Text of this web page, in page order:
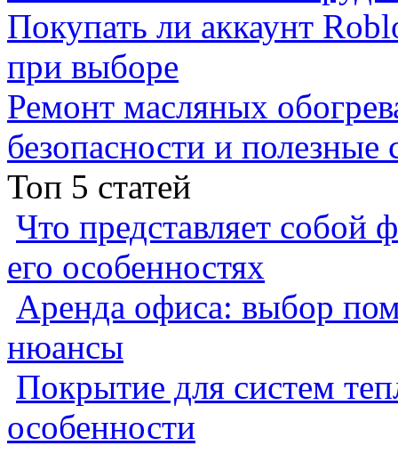
Покупать ли аккаунт
при выборе
Ремонт масляных
безопасности и полезные
Топ 5 статей
Что представляет собой
его особенностях
Аренда офиса: выбор
нюансы
Покрытие для систем
особенности